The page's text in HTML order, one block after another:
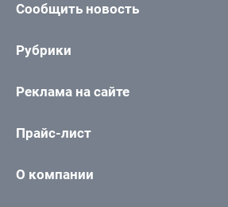
Сообщить новость
Рубрики
Реклама на сайте
Прайс-лист
О компании